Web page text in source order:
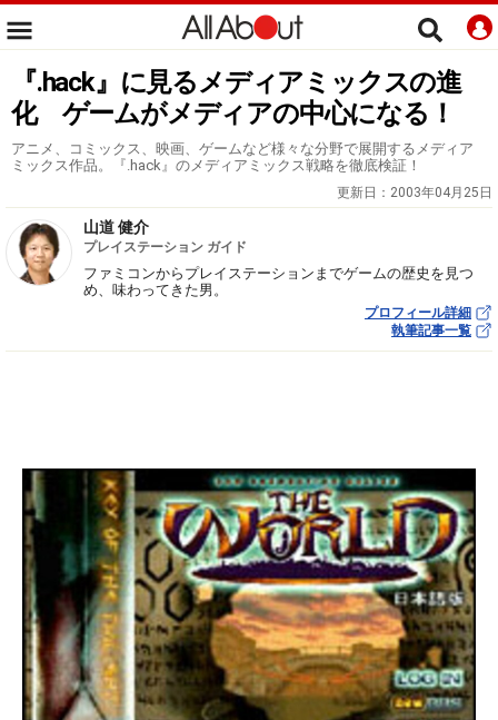
『.hack』に見るメディアミックスの進
化 ゲームがメディアの中心になる！
アニメ、コミックス、映画、ゲームなど様々な分野で展開するメディア
ミックス作品。『.hack』のメディアミックス戦略を徹底検証！
更新日： 2003年04月25日
山道 健介
プレイステーション ガイド
ファミコンからプレイステーションまでゲームの歴史を見つ
め、味わってきた男。
プロフィール詳細
執筆記事一覧